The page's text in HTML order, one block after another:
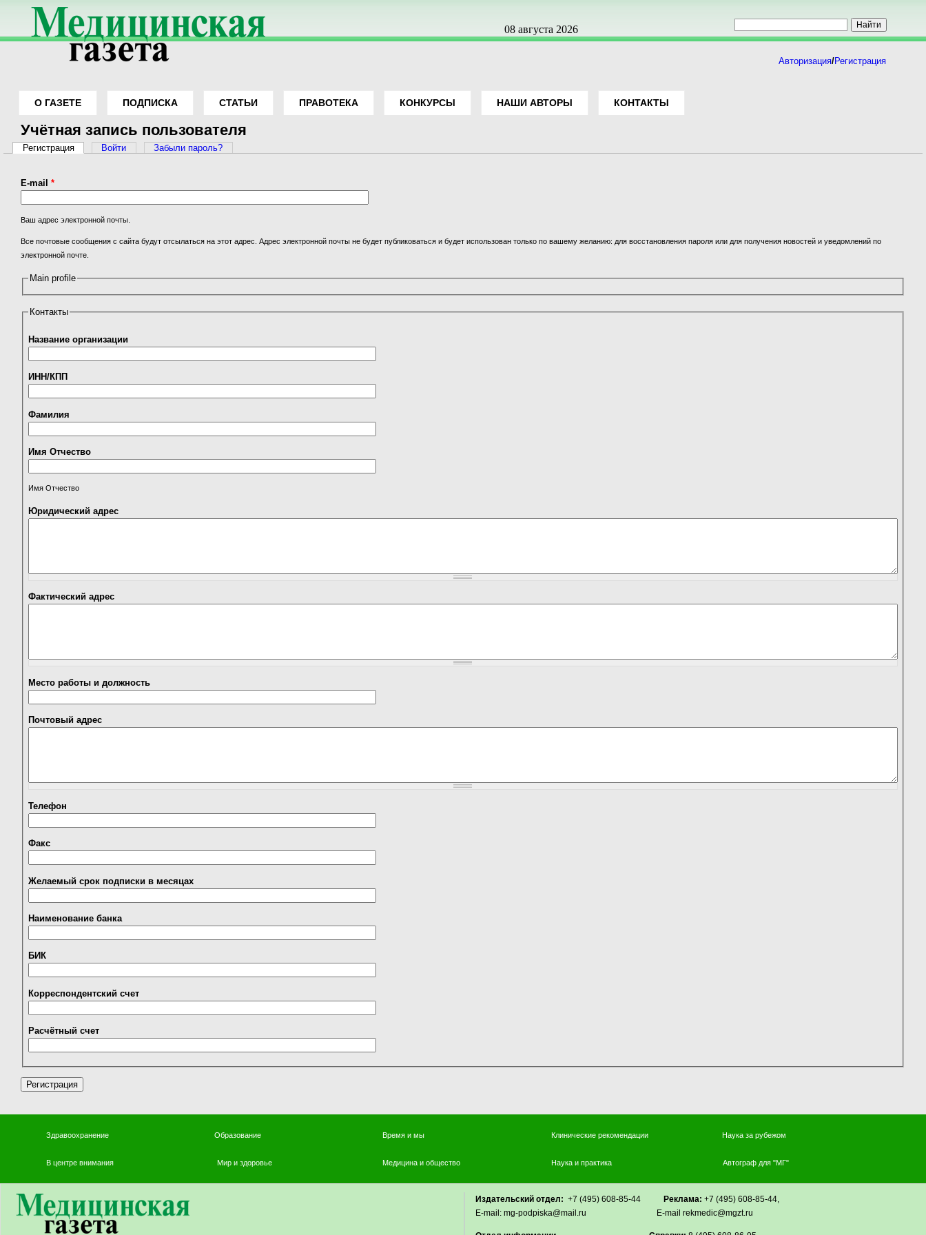
08 августа 2026
Авторизация/Регистрация
О ГАЗЕТЕ ПОДПИСКА СТАТЬИ ПРАВОТЕКА КОНКУРСЫ НАШИ АВТОРЫ КОНТАКТЫ
Вы здесь
Учётная запись пользователя
Главные вкладки
Регистрация(активная вкладка)
Войти Забыли пароль?
E-mail *
Ваш адрес электронной почты.
Все почтовые сообщения с сайта будут отсылаться на этот адрес. Адрес электронной почты не будет публиковаться и будет использован только по вашему желанию: для восстановления пароля или для получения новостей и уведомлений по
электронной почте.
Main profile
Контакты
Название организации
ИНН/КПП
Фамилия
Имя Отчество
Имя Отчество
Юридический адрес
Фактический адрес
Место работы и должность
Почтовый адрес
Телефон
Факс
Желаемый срок подписки в месяцах
Наименование банка
БИК
Корреспондентский счет
Расчётный счет
Здравоохранение Образование Время и мы Клинические рекомендации Наука за рубежом
В центре внимания Мир и здоровье Медицина и общество Наука и практика Автограф для "МГ"
Издательский отдел: +7 (495) 608-85-44 Реклама: +7 (495) 608-85-44,
E-mail: mg-podpiska@mail.ru Е-mail rekmedic@mgzt.ru